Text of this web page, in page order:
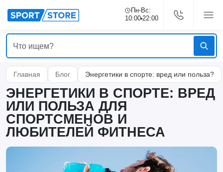
Пн-Вс:
10:00 22:00
Главная Блог Энергетики в спорте: вред или польза?
ЭНЕРГЕТИКИ В СПОРТЕ: ВРЕД
ИЛИ ПОЛЬЗА ДЛЯ
СПОРТСМЕНОВ И
ЛЮБИТЕЛЕЙ ФИТНЕСА